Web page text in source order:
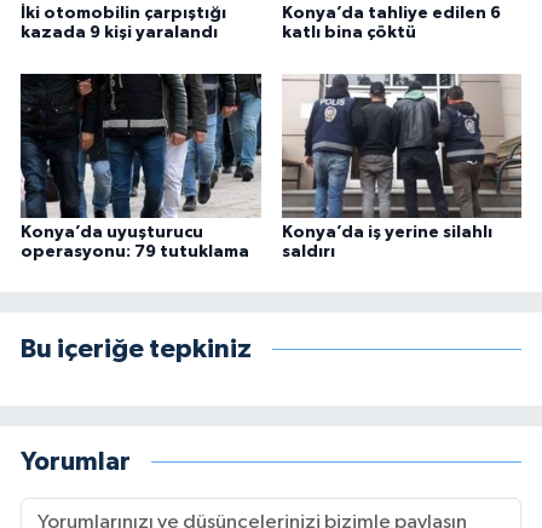
İki otomobilin çarpıştığı
kazada 9 kişi yaralandı
Konya’da tahliye edilen 6
katlı bina çöktü
Konya’da uyuşturucu
operasyonu: 79 tutuklama
Konya’da iş yerine silahlı
saldırı
Bu içeriğe tepkiniz
Yorumlar